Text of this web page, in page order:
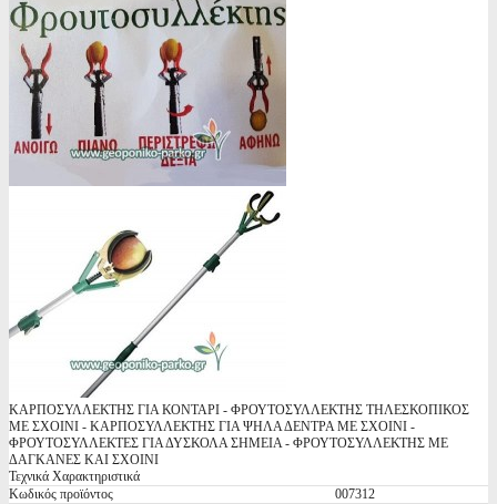
ΚΑΡΠΟΣΥΛΛΕΚΤΗΣ ΓΙΑ ΚΟΝΤΑΡΙ - ΦΡΟΥΤΟΣΥΛΛΕΚΤΗΣ ΤΗΛΕΣΚΟΠΙΚΟΣ
ΜΕ ΣΧΟΙΝΙ - ΚΑΡΠΟΣΥΛΛΕΚΤΗΣ ΓΙΑ ΨΗΛΑ ΔΕΝΤΡΑ ΜΕ ΣΧΟΙΝΙ -
ΦΡΟΥΤΟΣΥΛΛΕΚΤΕΣ ΓΙΑ ΔΥΣΚΟΛΑ ΣΗΜΕΙΑ - ΦΡΟΥΤΟΣΥΛΛΕΚΤΗΣ ΜΕ
ΔΑΓΚΑΝΕΣ ΚΑΙ ΣΧΟΙΝΙ
Τεχνικά Χαρακτηριστικά
Κωδικός προϊόντος
007312